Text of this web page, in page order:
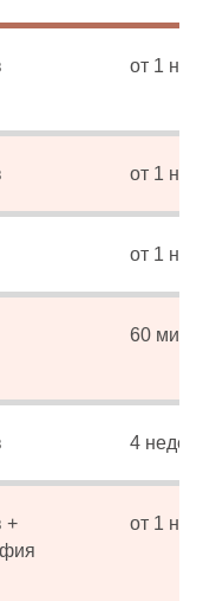
от 1
от 1
от 1
60
4
+
от 1